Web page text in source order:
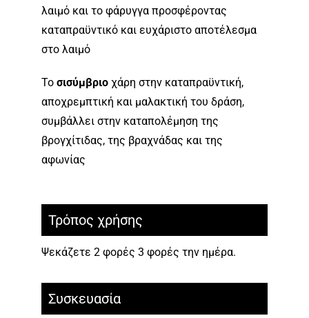
λαιμό και το φάρυγγα προσφέροντας
καταπραϋντικό και ευχάριστο αποτέλεσμα
στο λαιμό
Το σισύμβριοχάρη στην καταπραϋντική,
αποχρεμπτική και μαλακτική του δράση,
συμβάλλει στην καταπολέμηση της
βρογχίτιδας, της βραχνάδας και της
αφωνίας
Τρόπος χρήσης
Ψεκάζετε 2 φορές 3 φορές την ημέρα.
Συσκευασία